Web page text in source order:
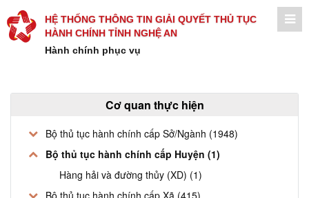
HỆ THỐNG THÔNG TIN GIẢI QUYẾT THỦ TỤC
HÀNH CHÍNH TỈNH NGHỆ AN
Hành chính phục vụ
Cơ quan thực hiện
Bộ thủ tục hành chính cấp Sở/Ngành (1948)
Bộ thủ tục hành chính cấp Huyện (1)
Hàng hải và đường thủy (XD) (1)
Bộ thủ tục hành chính cấp Xã (415)